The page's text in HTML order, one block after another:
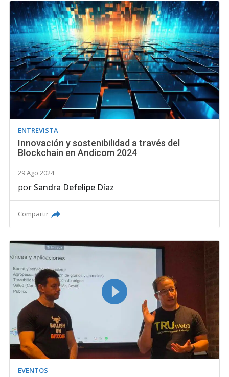
ENTREVISTA
Innovación y sostenibilidad a través del
Blockchain en Andicom 2024
29 Ago 2024
por Sandra Defelipe Díaz
Compartir
EVENTOS